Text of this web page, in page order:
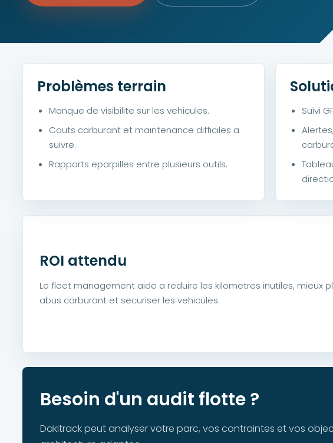
Problèmes terrain
Manque de visibilite sur les vehicules.
Couts carburant et maintenance difficiles a
suivre.
Rapports eparpilles entre plusieurs outils.
Suivi
ROI attendu
Le fleet management aide a reduire les kilometres inutiles, mieux
abus carburant et securiser les vehicules.
Besoin d'un audit flotte ?
Dakitrack peut analyser votre parc, vos contraintes et vos